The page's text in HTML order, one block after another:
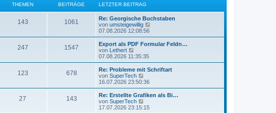
THEMEN BEITRÄGE LETZTER BEITRAG
143T
e
m
e
n
1061
t
ä
L
e
t
z
t
e
r
e
i
t
r
g
Re: Georgische Buchstaben
von umsteigewillig
u
e
B
r
07.08.2026 12:08:56
247T
e
m
1547
t
L
e
t
z
t
e
r
e
i
t
r
Export als PDF Formular Feldn…
von Lethert
e
u
e
s
t
r
B
e
i
07.08.2026 11:35:35
123T
678B
i
L
e
t
z
t
e
r
Re: Probleme mit Schriftart
von SuperTech
e
u
e
t
16.07.2026 23:50:36
27 143B
L
e
t
Re: Erstellte Grafiken als Bi…
von SuperTech
e
17.07.2026 23:15:15